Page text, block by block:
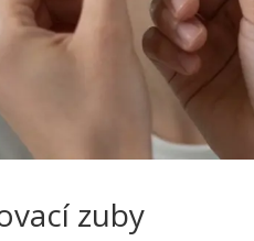
zuby